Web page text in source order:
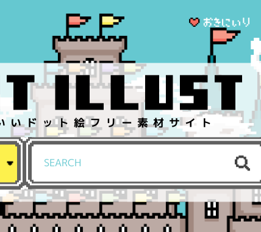
いドット絵フリー素材サイト